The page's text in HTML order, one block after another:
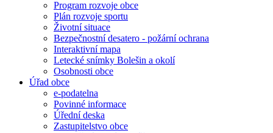
Program rozvoje obce
Plán rozvoje sportu
Životní situace
Bezpečnostní desatero - požární ochrana
Interaktivní mapa
Letecké snímky Bolešin a okolí
Osobnosti obce
Úřad obce
e-podatelna
Povinné informace
Úřední deska
Zastupitelstvo obce